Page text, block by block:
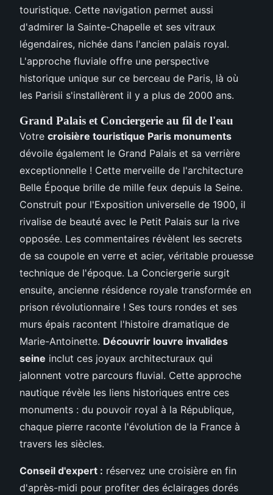
touristique. Cette navigation permet aussi
d'admirer la Sainte-Chapelle et ses vitraux
légendaires, nichée dans l'ancien palais royal.
L'approche fluviale offre une perspective
historique unique sur ce berceau de Paris, là où
les Parisii s'installèrent il y a plus de 2000 ans.
Grand Palais et Conciergerie au fil de l'eau
Votre croisière touristique Paris monuments
dévoile également le Grand Palais et sa verrière
exceptionnelle ! Cette merveille de l'architecture
Belle Époque brille de mille feux depuis la Seine.
Construit pour l'Exposition universelle de 1900, il
rivalise de beauté avec le Petit Palais sur la rive
opposée. Les commentaires révèlent les secrets
de sa coupole en verre et acier, véritable prouesse
technique de l'époque. La Conciergerie surgit
ensuite, ancienne résidence royale transformée en
prison révolutionnaire ! Ses tours rondes et ses
murs épais racontent l'histoire dramatique de
Marie-Antoinette. Découvrir louvre invalides
seine inclut ces joyaux architecturaux qui
jalonnent votre parcours fluvial. Cette approche
nautique révèle les liens historiques entre ces
monuments : du pouvoir royal à la République,
chaque pierre raconte l'évolution de la France à
travers les siècles.
Conseil d'expert : réservez une croisière en fin
d'après-midi pour profiter des éclairages dorés